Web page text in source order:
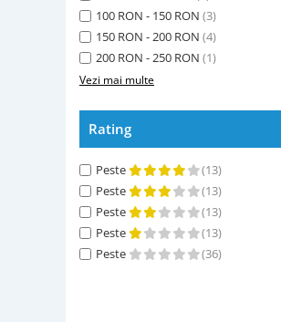
100 RON - 150 RON (3)
150 RON - 200 RON (4)
200 RON - 250 RON (1)
Vezi mai multe
Rating
Peste
(13)
Peste
(13)
Peste
(13)
Peste
(13)
Peste
(36)